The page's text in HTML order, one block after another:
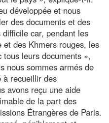
développée et nous
des documents et des
car, pendant les
des Khmers rouges, les
leurs documents »,
nous sommes armés de
à recueillir des
avons reçu une aide
de la part des
Étrangères de Paris.